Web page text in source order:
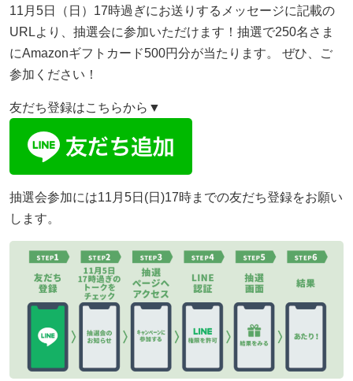
11月5日（日）17時過ぎにお送りするメッセージに記載の
URLより、抽選会に参加いただけます！抽選で250名さま
にAmazonギフトカード500円分が当たります。 ぜひ、ご
参加ください！
友だち登録はこちらから▼
抽選会参加には11月5日(日)17時までの友だち登録をお願い
します。